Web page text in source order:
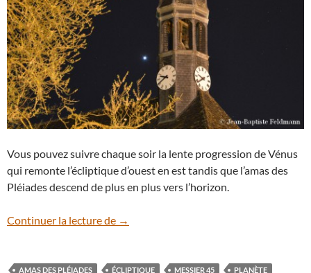
Vous pouvez suivre chaque soir la lente progression de Vénus
qui remonte l’écliptique d’ouest en est tandis que l’amas des
Pléiades descend de plus en plus vers l’horizon.
Continuer la lecture de En images : Vénus s’approche de l’amas
→
AMAS DES PLÉIADES ÉCLIPTIQUE MESSIER 45 PLANÈTE